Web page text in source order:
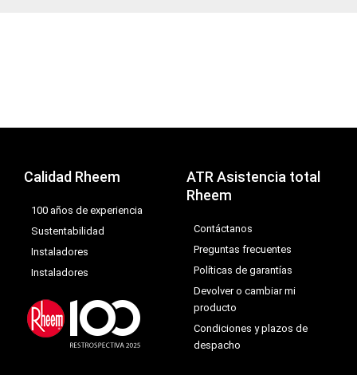
Calidad Rheem
100 años de experiencia
Sustentabilidad
Instaladores
Instaladores
ATR Asistencia total
Rheem
Contáctanos
Preguntas frecuentes
Políticas de garantías
Devolver o cambiar mi
producto
Condiciones y plazos de
despacho